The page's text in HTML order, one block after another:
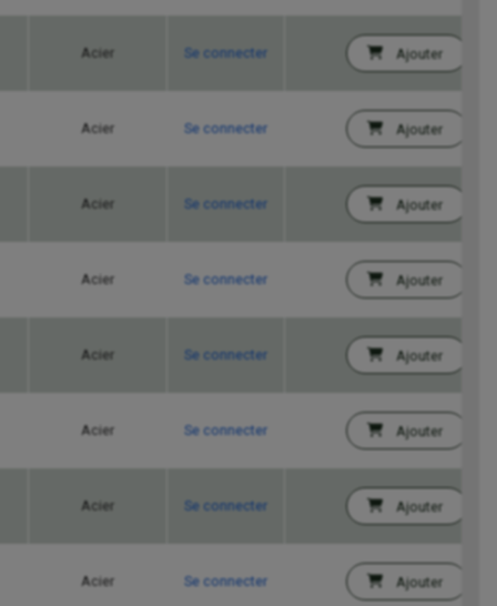
Acier Se connecter Ajouter
Acier Se connecter Ajouter
Acier Se connecter Ajouter
Acier Se connecter Ajouter
Acier Se connecter Ajouter
Acier Se connecter Ajouter
Acier Se connecter Ajouter
Acier Se connecter Ajouter